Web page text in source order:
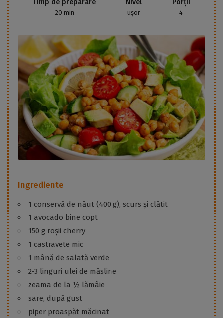
Timp de preparare
20 min
Nivel
ușor
Porții
4
Ingrediente
1 conservă de năut (400 g), scurs și clătit
1 avocado bine copt
150 g roșii cherry
1 castravete mic
1 mână de salată verde
2-3 linguri ulei de măsline
zeama de la ½ lămâie
sare, după gust
piper proaspăt măcinat